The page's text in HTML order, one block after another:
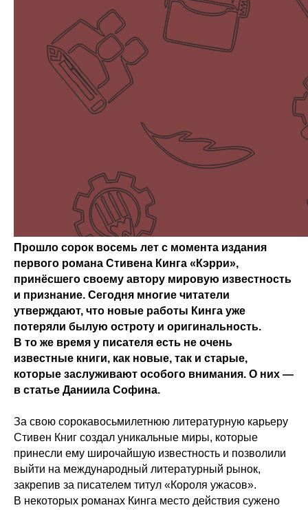
Прошло сорок восемь лет с момента издания
первого романа Стивена Кинга «Кэрри»,
принёсшего своему автору мировую известность
и признание. Сегодня многие читатели
утверждают, что новые работы Кинга уже
потеряли былую остроту и оригинальность.
В то же время у писателя есть не очень
известные книги, как новые, так и старые,
которые заслуживают особого внимания. О них —
в статье Даниила Софина.
За свою сорокавосьмилетнюю литературную карьеру
Стивен Книг создал уникальные миры, которые
принесли ему широчайшую известность и позволили
выйти на международный литературный рынок,
закрепив за писателем титул «Короля ужасов».
В некоторых романах Кинга место действия сужено